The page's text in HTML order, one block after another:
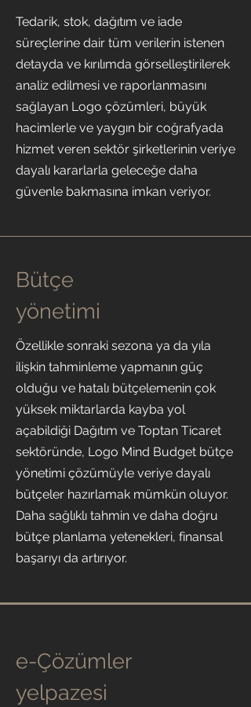
Tedarik, stok, dağıtım ve iade
süreçlerine dair tüm verilerin istenen
detayda ve kırılımda görselleştirilerek
analiz edilmesi ve raporlanmasını
sağlayan Logo çözümleri, büyük
hacimlerle ve yaygın bir coğrafyada
hizmet veren sektör şirketlerinin veriye
dayalı kararlarla geleceğe daha
güvenle bakmasına imkan veriyor.
Bütçe
yönetimi
Özellikle sonraki sezona ya da yıla
ilişkin tahminleme yapmanın güç
olduğu ve hatalı bütçelemenin çok
yüksek miktarlarda kayba yol
açabildiği Dağıtım ve Toptan Ticaret
sektöründe, Logo Mind Budget bütçe
yönetimi çözümüyle veriye dayalı
bütçeler hazırlamak mümkün oluyor.
Daha sağlıklı tahmin ve daha doğru
bütçe planlama yetenekleri, finansal
başarıyı da artırıyor.
e-Çözümler
yelpazesi